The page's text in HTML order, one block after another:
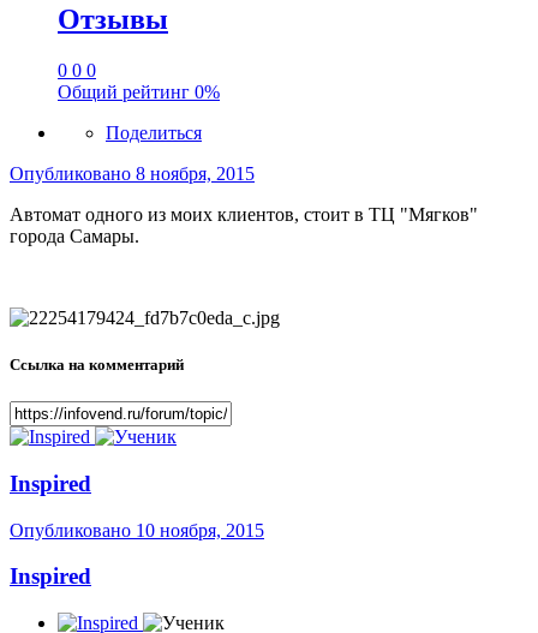
Отзывы
0 0 0
Общий рейтинг 0%
Поделиться
Опубликовано 8 ноября, 2015
Автомат одного из моих клиентов, стоит в ТЦ "Мягков"
города Самары.
Ссылка на комментарий
Inspired
Опубликовано 10 ноября, 2015
Inspired